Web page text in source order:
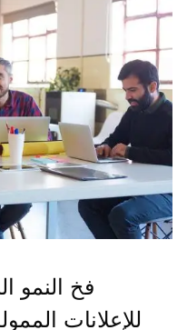
فخ النمو
للإعلانات